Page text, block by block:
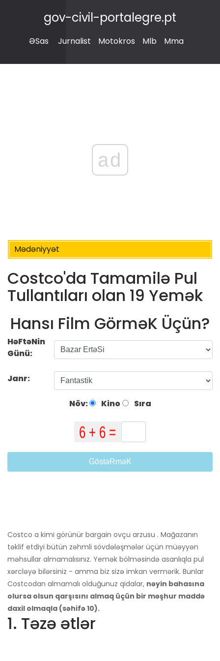
gov-civil-portalegre.pt
ƏSas Jurnalist Motokros Mlb Mma
ad
Mədəniyyət
Costco'da Tamamilə Pul
Tullantıları olan 19 Yemək
Hansı Film GörməK Üçün?
HəFtəNin
Günü:
Janr:
Növ: Kino Sıra
GöstəRməK
Costco a kimi görünür bargain ovçu arzusu . Mağazanın
təklif etdiyi bütün zəhmli sövdələşmələr üçün müəyyən
məhsullar almamalısınız. Yemək bölməsində asanlıqla pul
xərcləyə bilərsiniz - amma biz sizə imkan vermərik. Bunlar
Costcodan almamalı olduğunuz qidalar, nəyin bahasına
olursa olsun qarşısını almaq üçün bir məşhur maddə
daxil olmaqla (səhifə 10).
1. Təzə ətlər